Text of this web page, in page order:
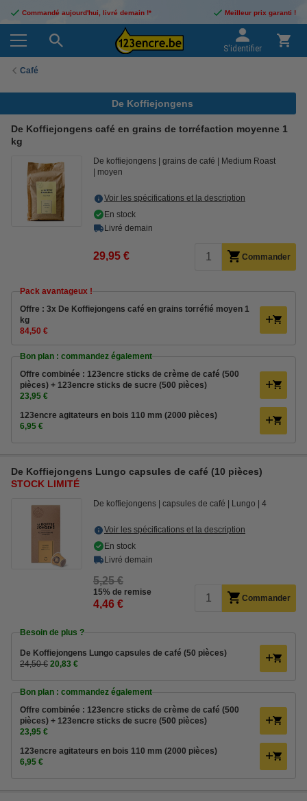
Commandé aujourd'hui, livré demain !* Meilleur prix garanti !
S'identifier
Café
De Koffiejongens
De Koffiejongens café en grains de torréfaction moyenne 1
kg
De koffiejongens grains de café
Medium Roast
moyen
Voir les spécifications et la description
En stock
Livré demain
29,95 € Commander
Pack avantageux !
Offre : 3x De Koffiejongens café en grains torréfié moyen 1
kg
84,50 €
Bon plan : commandez également
Offre combinée : 123encre sticks de crème de café (500
pièces) + 123encre sticks de sucre (500 pièces)
23,95 €
123encre agitateurs en bois 110 mm (2000 pièces)
6,95 €
De Koffiejongens Lungo capsules de café (10 pièces)
STOCK LIMITÉ
De koffiejongens capsules de café Lungo 4
Voir les spécifications et la description
En stock
Livré demain
5,25 €
15% de remise
4,46 € Commander
Besoin de plus ?
De Koffiejongens Lungo capsules de café (50 pièces)
24,50 € 20,83 €
Bon plan : commandez également
Offre combinée : 123encre sticks de crème de café (500
pièces) + 123encre sticks de sucre (500 pièces)
23,95 €
123encre agitateurs en bois 110 mm (2000 pièces)
6,95 €